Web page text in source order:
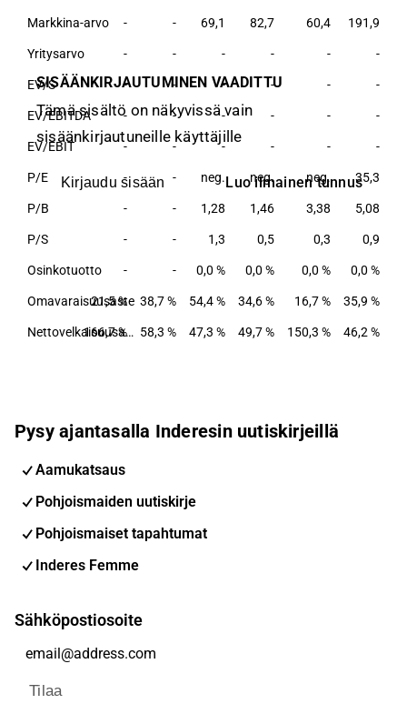
Markkina-arvo - - 69,1 82,7 60,4 191,9
Yritysarvo - - - - - -
EV/S - - - - - -
EV/EBITDA - - - - - -
EV/EBIT - - - - - -
P/E - - neg. neg. neg. 35,3
P/B - - 1,28 1,46 3,38 5,08
P/S - - 1,3 0,5 0,3 0,9
Osinkotuotto - - 0,0 % 0,0 % 0,0 % 0,0 %
Omavaraisuusaste
21,5 % 38,7 % 54,4 % 34,6 % 16,7 % 35,9 %
Nettovelkaisuusaste
166,7 % 58,3 % 47,3 % 49,7 % 150,3 % 46,2 %
SISÄÄNKIRJAUTUMINEN VAADITTU
Tämä sisältö on näkyvissä vain
sisäänkirjautuneille käyttäjille
Kirjaudu sisään Luo ilmainen tunnus
Pysy ajantasalla Inderesin uutiskirjeillä
Aamukatsaus
Pohjoismaiden uutiskirje
Pohjoismaiset tapahtumat
Inderes Femme
Sähköpostiosoite
Tilaa